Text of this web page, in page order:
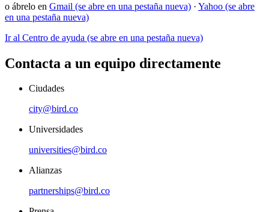
o ábrelo en Gmail (se abre en una pestaña nueva) · Yahoo (se abre
en una pestaña nueva)
Ir al Centro de ayuda (se abre en una pestaña nueva)
Contacta a un equipo directamente
Ciudades
city@bird.co
Universidades
universities@bird.co
Alianzas
partnerships@bird.co